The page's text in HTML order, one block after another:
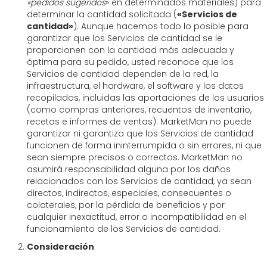
«pedidos sugeridos» en determinados materiales) para
determinar la cantidad solicitada («Servicios de
cantidad»). Aunque hacemos todo lo posible para
garantizar que los Servicios de cantidad se le
proporcionen con la cantidad más adecuada y
óptima para su pedido, usted reconoce que los
Servicios de cantidad dependen de la red, la
infraestructura, el hardware, el software y los datos
recopilados, incluidas las aportaciones de los usuarios
(como compras anteriores, recuentos de inventario,
recetas e informes de ventas). MarketMan no puede
garantizar ni garantiza que los Servicios de cantidad
funcionen de forma ininterrumpida o sin errores, ni que
sean siempre precisos o correctos. MarketMan no
asumirá responsabilidad alguna por los daños
relacionados con los Servicios de cantidad, ya sean
directos, indirectos, especiales, consecuentes o
colaterales, por la pérdida de beneficios y por
cualquier inexactitud, error o incompatibilidad en el
funcionamiento de los Servicios de cantidad.
Consideración